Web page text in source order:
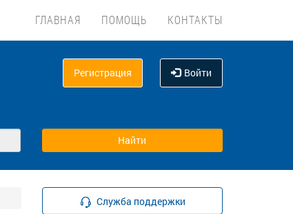
ГЛАВНАЯ ПОМОЩЬ КОНТАКТЫ
Регистрация Войти
Служба поддержки